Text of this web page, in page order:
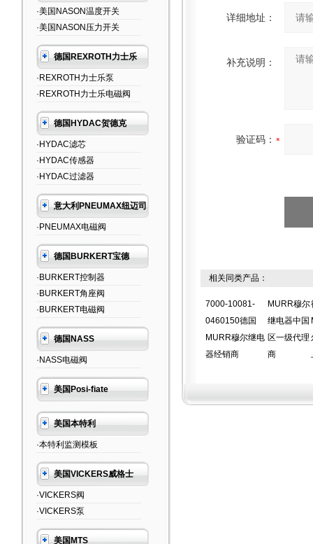
·美国NASON温度开关
·美国NASON压力开关
德国REXROTH力士乐
·REXROTH力士乐泵
·REXROTH力士乐电磁阀
德国HYDAC贺德克
·HYDAC滤芯
·HYDAC传感器
·HYDAC过滤器
意大利PNEUMAX纽迈司
·PNEUMAX电磁阀
德国BURKERT宝德
·BURKERT控制器
·BURKERT角座阀
·BURKERT电磁阀
德国NASS
·NASS电磁阀
美国Posi-fiate
美国本特利
·本特利监测模板
美国VICKERS威格士
·VICKERS阀
·VICKERS泵
美国MTS
详细地址：
补充说明：
验证码：
相关同类产品：
7000-10081-
0460150德国
MURR穆尔继电
器经销商
MURR穆尔
继电器中国
区一级代理
商